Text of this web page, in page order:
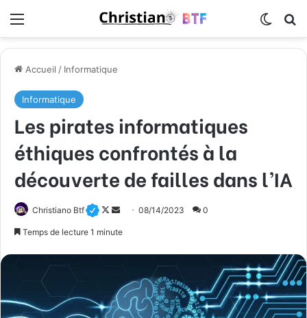
Accueil / Informatique
Informatique
Les pirates informatiques
éthiques confrontés à la
découverte de failles dans l’IA
Christiano Btf
F
w
o
e
r
08/14/2023 0
Temps de lecture 1 minute